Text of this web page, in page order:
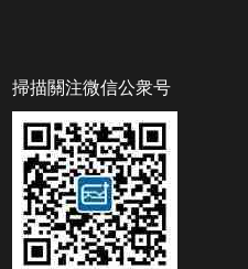
掃描關注微信公衆号